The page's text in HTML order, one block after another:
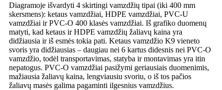
Diagramoje išvardyti 4 skirtingi vamzdžių tipai (iki 400 mm
skersmens): ketaus vamzdžiai, HDPE vamzdžiai, PVC-U
vamzdžiai ir PVC-O 400 klasės vamzdžiai. Iš grafiko duomenų
matyti, kad ketaus ir HDPE vamzdžių žaliavų kaina yra
didžiausia ir iš esmės tokia pati. Ketaus vamzdžio K9 vieneto
svoris yra didžiausias – daugiau nei 6 kartus didesnis nei PVC-O
vamzdžio, todėl transportavimas, statyba ir montavimas yra itin
nepatogus. PVC-O vamzdžiai pasižymi geriausiais duomenimis,
mažiausia žaliavų kaina, lengviausiu svoriu, o iš tos pačios
žaliavų masės galima pagaminti ilgesnius vamzdžius.